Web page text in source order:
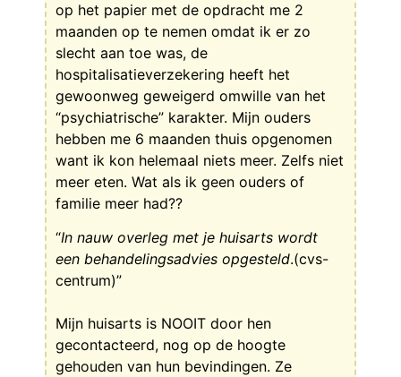
op het papier met de opdracht me 2
maanden op te nemen omdat ik er zo
slecht aan toe was, de
hospitalisatieverzekering heeft het
gewoonweg geweigerd omwille van het
“psychiatrische” karakter. Mijn ouders
hebben me 6 maanden thuis opgenomen
want ik kon helemaal niets meer. Zelfs niet
meer eten. Wat als ik geen ouders of
familie meer had??
“In nauw overleg met je huisarts wordt
een behandelingsadvies opgesteld.(cvs-
centrum)”
Mijn huisarts is NOOIT door hen
gecontacteerd, nog op de hoogte
gehouden van hun bevindingen. Ze